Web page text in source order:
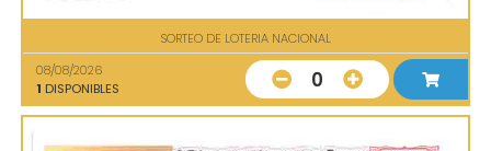
SORTEO DE LOTERIA NACIONAL
08/08/2026
1 DISPONIBLES 0